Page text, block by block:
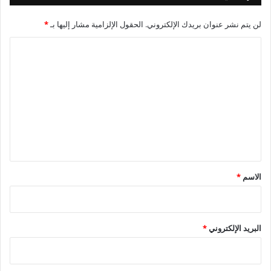
لن يتم نشر عنوان بريدك الإلكتروني. الحقول الإلزامية مشار إليها بـ*
*
الاسم *
البريد الإلكتروني*